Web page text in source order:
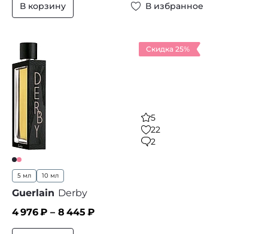
В корзину В избранное
Скидка 25%
5
22
2
5 мл 10 мл
Guerlain Derby
4 976₽ – 8 445 ₽